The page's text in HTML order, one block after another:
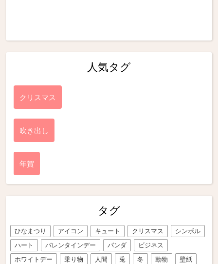
人気タグ
クリスマス
吹き出し
年賀
タグ
ひなまつり アイコン キュート クリスマス
シンボル
ハート
バレンタインデー パンダ
ビジネス
ホワイトデー
乗り物 人間 兎 冬 動物
壁紙